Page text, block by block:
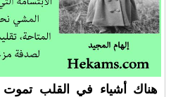
هناك أشياء في القلب